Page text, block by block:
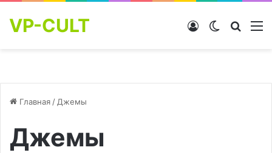
VP-CULT Switch skin
Войти
Главная / Джемы
Джемы